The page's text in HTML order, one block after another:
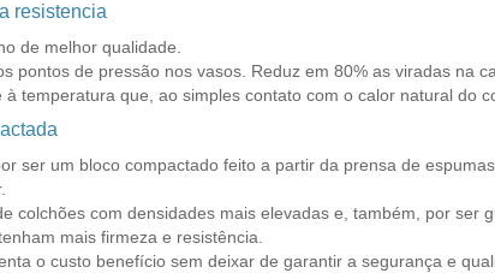
resistencia
de melhor qualidade.
pontos de pressão nos vasos. Reduz em 80% as viradas na
temperatura que, ao simples contato com o calor natural do
ser um bloco compactado feito a partir da prensa de
colchões com densidades mais elevadas e, também, por
mais firmeza e resistência.
o custo benefício sem deixar de garantir a segurança e